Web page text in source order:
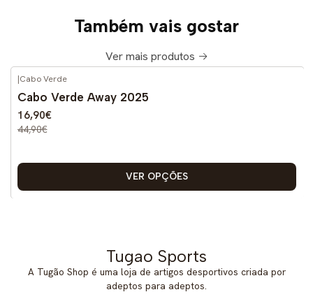
Também vais gostar
Ver mais produtos
-62% DESCONTO
|Cabo Verde
Cabo Verde Away 2025
16,90€
44,90€
VER OPÇÕES
Tugao Sports
A Tugão Shop é uma loja de artigos desportivos criada por
adeptos para adeptos.